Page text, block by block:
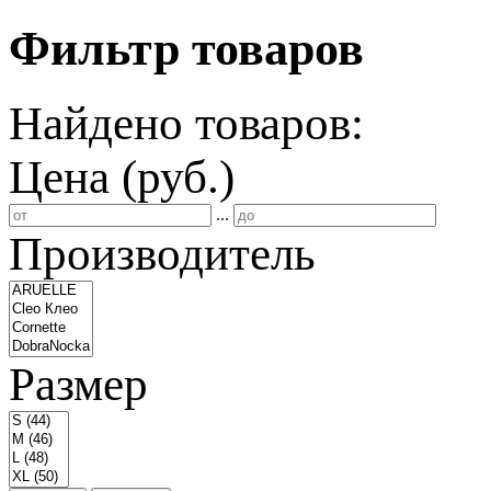
Фильтр товаров
Найдено товаров:
Цена (руб.)
...
Производитель
Размер